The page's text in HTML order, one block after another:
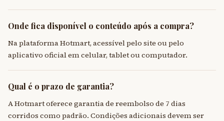
Onde fica disponível o conteúdo após a compra?
Na plataforma Hotmart, acessível pelo site ou pelo
aplicativo oficial em celular, tablet ou computador.
Qual é o prazo de garantia?
A Hotmart oferece garantia de reembolso de 7 dias
corridos como padrão. Condições adicionais devem ser